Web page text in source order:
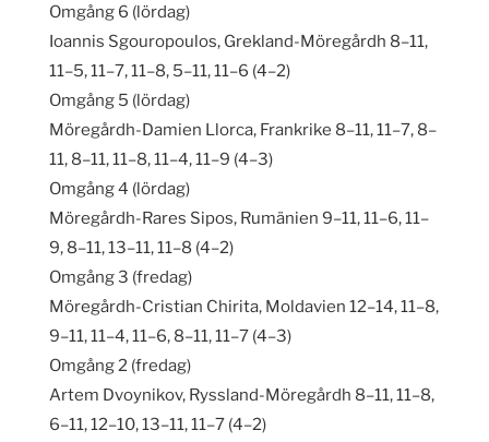
Omgång 6 (lördag)
Ioannis Sgouropoulos, Grekland-Möregårdh 8–11,
11–5, 11–7, 11–8, 5–11, 11–6 (4–2)
Omgång 5 (lördag)
Möregårdh-Damien Llorca, Frankrike 8–11, 11–7, 8–
11, 8–11, 11–8, 11–4, 11–9 (4–3)
Omgång 4 (lördag)
Möregårdh-Rares Sipos, Rumänien 9–11, 11–6, 11–
9, 8–11, 13–11, 11–8 (4–2)
Omgång 3 (fredag)
Möregårdh-Cristian Chirita, Moldavien 12–14, 11–8,
9–11, 11–4, 11–6, 8–11, 11–7 (4–3)
Omgång 2 (fredag)
Artem Dvoynikov, Ryssland-Möregårdh 8–11, 11–8,
6–11, 12–10, 13–11, 11–7 (4–2)